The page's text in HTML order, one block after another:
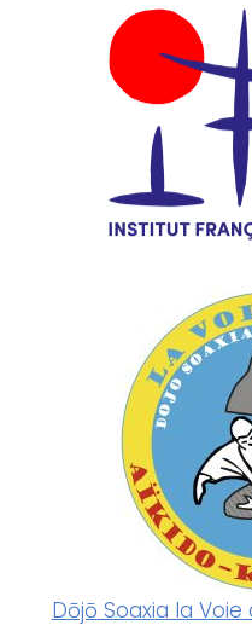
Dōjō Soaxia la Voie